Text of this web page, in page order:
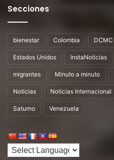
Secciones
bienestar Colombia DCMC
Estados Unidos InstaNoticias
migrantes Minuto a minuto
Noticias Noticias Internacional
Saturno Venezuela